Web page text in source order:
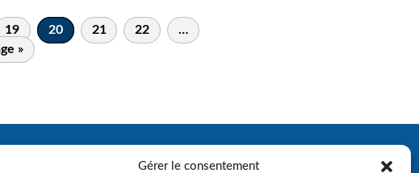
Gérer le consentement
19 20 21 22
…
»